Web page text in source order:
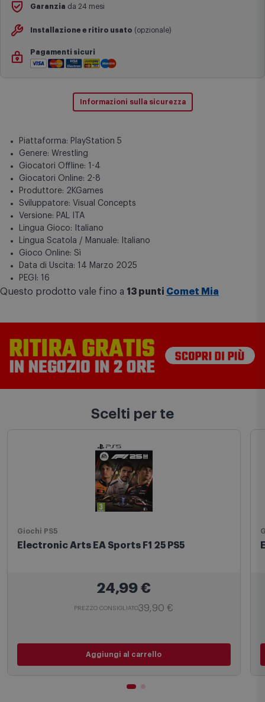
Garanzia da 24 mesi
Installazione e ritiro usato (opzionale)
Pagamenti sicuri
Informazioni sulla sicurezza
Piattaforma: PlayStation 5
Genere: Wrestling
Giocatori Offline: 1-4
Giocatori Online: 2-8
Produttore: 2KGames
Sviluppatore: Visual Concepts
Versione: PAL ITA
Lingua Gioco: Italiano
Lingua Scatola / Manuale: Italiano
Gioco Online: Sì
Data di Uscita: 14 Marzo 2025
PEGI: 16
Questo prodotto vale fino a 13 punti Comet Mia
Scelti per te
Giochi PS5
Electronic Arts EA Sports F1 25 PS5
24,99 €
PREZZO CONSIGLIATO39,90 €
Aggiungi al carrello